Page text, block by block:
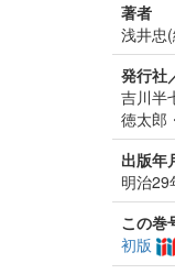
著者
浅井忠(
発行社
吉川半
徳太郎
出版年
明治29
この巻
初版